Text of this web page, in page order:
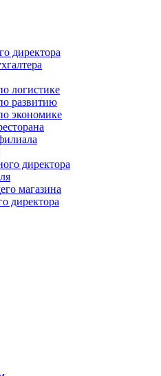
директора
логистике
развитию
экономике
директора
магазина
директора